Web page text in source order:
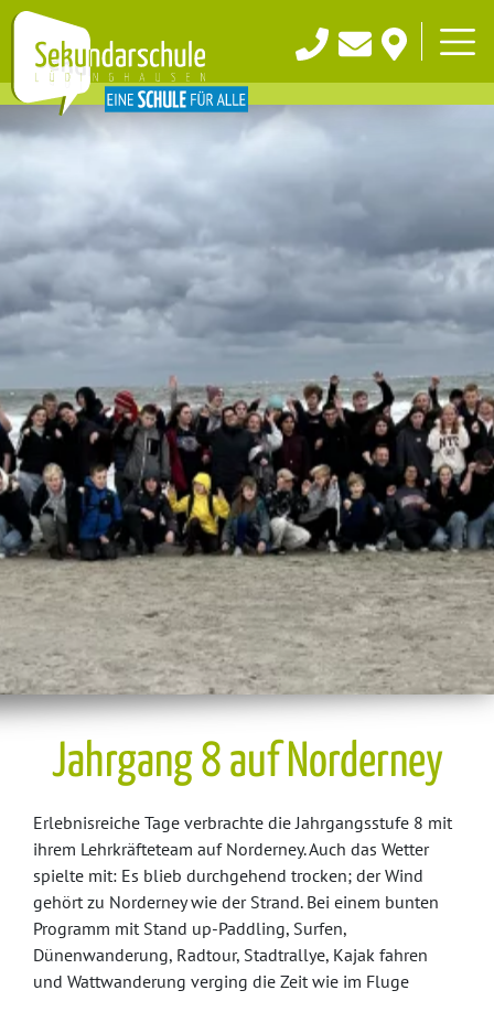
Jahrgang 8 auf Norderney
Erlebnisreiche Tage verbrachte die Jahrgangsstufe 8 mit
ihrem Lehrkräfteteam auf Norderney. Auch das Wetter
spielte mit: Es blieb durchgehend trocken; der Wind
gehört zu Norderney wie der Strand. Bei einem bunten
Programm mit Stand up-Paddling, Surfen,
Dünenwanderung, Radtour, Stadtrallye, Kajak fahren
und Wattwanderung verging die Zeit wie im Fluge